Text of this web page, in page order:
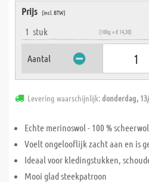
Prijs (incl. BTW)
1 stuk (100g = € 14,30)
Aantal
Levering waarschijnlijk:donderdag,
Echte merinoswol - 100 % scheerwol
Voelt ongelooflijk zacht aan en is
Ideaal voor kledingstukken,
Mooi glad steekpatroon